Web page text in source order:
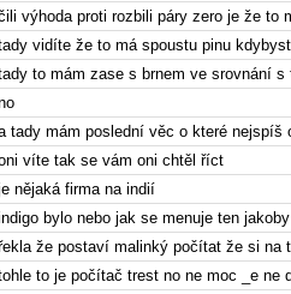
výhoda proti rozbili páry zero je že to
vidíte že to má spoustu pinu
to mám zase s brnem ve srovnání s
tady mám poslední věc o které
víte tak se vám oni chtěl říct
nějaká firma na indií
bylo nebo jak se menuje ten
že postaví malinký počítat že si na
to je počítač trest no ne moc _e ne